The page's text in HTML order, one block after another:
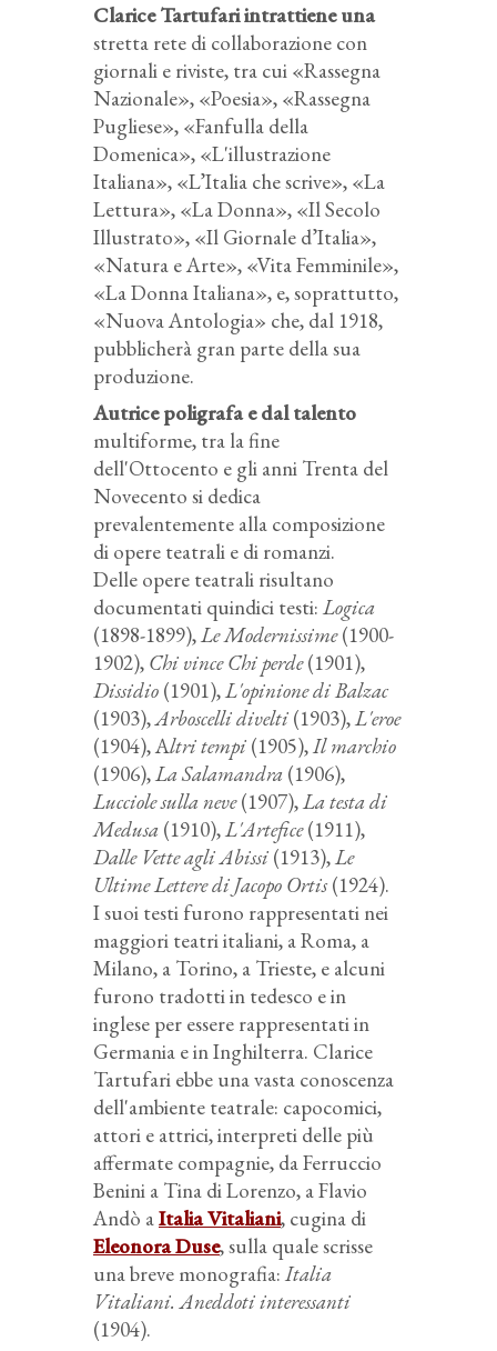
Clarice Tartufari intrattiene una
stretta rete di collaborazione con
giornali e riviste, tra cui «Rassegna
Nazionale», «Poesia», «Rassegna
Pugliese», «Fanfulla della
Domenica», «L'illustrazione
Italiana», «L’Italia che scrive», «La
Lettura», «La Donna», «Il Secolo
Illustrato», «Il Giornale d’Italia»,
«Natura e Arte», «Vita Femminile»,
«La Donna Italiana», e, soprattutto,
«Nuova Antologia» che, dal 1918,
pubblicherà gran parte della sua
produzione.
Autrice poligrafa e dal talento
multiforme, tra la fine
dell'Ottocento e gli anni Trenta del
Novecento si dedica
prevalentemente alla composizione
di opere teatrali e di romanzi.
Delle opere teatrali risultano
documentati quindici testi: Logica
(1898-1899),Le Modernissime(1900-
1902), Chi vince Chi perde(1901),
Dissidio (1901),L'opinione di Balzac
(1903),Arboscelli divelti (1903),L'eroe
(1904), Altri tempi (1905),Il marchio
(1906),La Salamandra (1906),
Lucciole sulla neve(1907),La testa di
Medusa (1910),L'Artefice(1911),
Dalle Vette agli Abissi (1913),Le
Ultime Lettere di Jacopo Ortis(1924).
I suoi testi furono rappresentati nei
maggiori teatri italiani, a Roma, a
Milano, a Torino, a Trieste, e alcuni
furono tradotti in tedesco e in
inglese per essere rappresentati in
Germania e in Inghilterra. Clarice
Tartufari ebbe una vasta conoscenza
dell'ambiente teatrale: capocomici,
attori e attrici, interpreti delle più
affermate compagnie, da Ferruccio
Benini a Tina di Lorenzo, a Flavio
Andò aItalia Vitaliani, cugina di
Eleonora Duse, sulla quale scrisse
una breve monografia: Italia
Vitaliani. Aneddoti interessanti
(1904).